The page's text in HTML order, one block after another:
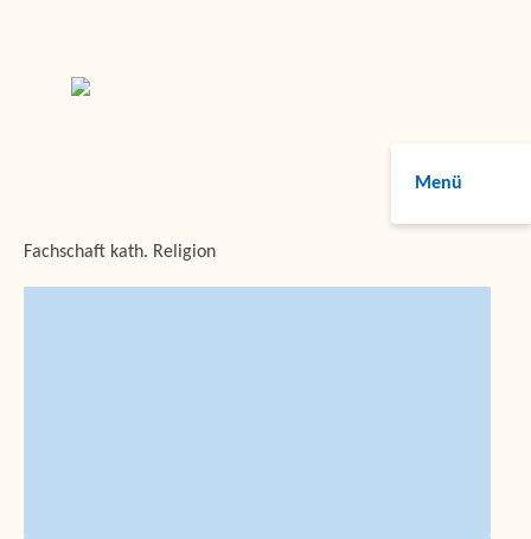
Menü
Fachschaft kath. Religion